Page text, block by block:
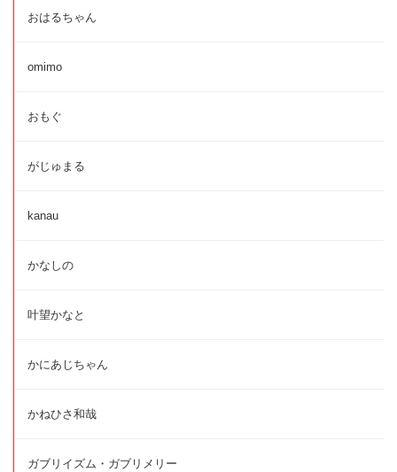
おはるちゃん
omimo
おもぐ
がじゅまる
kanau
かなしの
叶望かなと
かにあじちゃん
かねひさ和哉
ガブリイズム・ガブリメリー